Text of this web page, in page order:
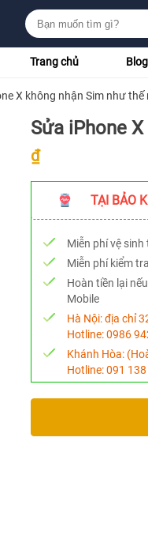
Trang chủ Blog
X không nhận Sim như thế
Sửa iPhone
₫
TẠI BẢO
Miễn phí vệ
Miễn phí kiểm
Hoàn tiền lại
Mobile
Hà Nội:địa chỉ
Hotline:0986
Khánh Hòa:
Hotline:091